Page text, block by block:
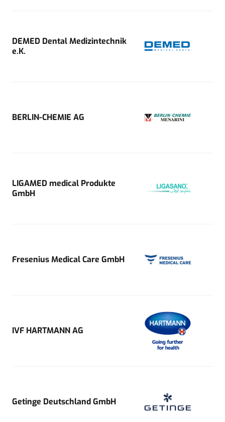
DEMED Dental Medizintechnik
e.K.
BERLIN-CHEMIE AG
LIGAMED medical Produkte
GmbH
Fresenius Medical Care GmbH
IVF HARTMANN AG
Getinge Deutschland GmbH